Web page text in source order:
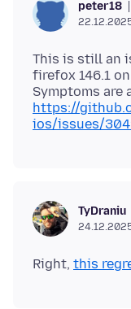
peter18
This is still an
firefox 146.1
Symptoms are
https://
ios/issues/
TyDraniu
Right, this